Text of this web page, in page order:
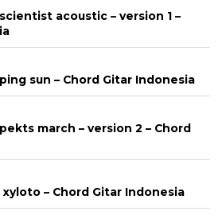
acoustic – version 1 –
sun – Chord Gitar Indonesia
march – version 2 – Chord
xyloto – Chord Gitar Indonesia